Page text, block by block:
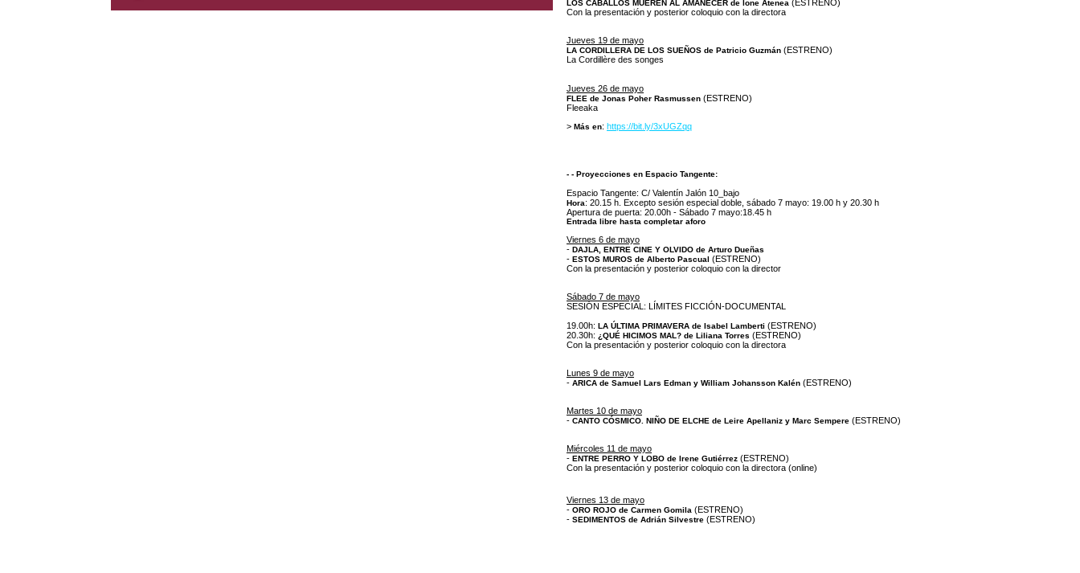
LOS CABALLOS MUEREN AL AMANECER de lone Atenea (ESTRENO)
Con la presentación y posterior coloquio con la directora
Jueves 19 de mayo
LA CORDILLERA DE LOS SUEÑOS de Patricio Guzmán (ESTRENO)
La Cordillère des songes
Jueves 26 de mayo
FLEE de Jonas Poher Rasmussen (ESTRENO)
Fleeaka
> Más en: https://bit.ly/3xUGZqq
- - Proyecciones en Espacio Tangente:
Espacio Tangente: C/ Valentín Jalón 10_bajo
Hora: 20.15 h. Excepto sesión especial doble, sábado 7 mayo: 19.00 h y 20.30 h
Apertura de puerta: 20.00h - Sábado 7 mayo:18.45 h
Entrada libre hasta completar aforo
Viernes 6 de mayo
- DAJLA, ENTRE CINE Y OLVIDO de Arturo Dueñas
- ESTOS MUROS de Alberto Pascual (ESTRENO)
Con la presentación y posterior coloquio con la director
Sábado 7 de mayo
SESIÓN ESPECIAL: LÍMITES FICCIÓN-DOCUMENTAL
19.00h: LA ÚLTIMA PRIMAVERA de Isabel Lamberti (ESTRENO)
20.30h: ¿QUÉ HICIMOS MAL? de Liliana Torres (ESTRENO)
Con la presentación y posterior coloquio con la directora
Lunes 9 de mayo
- ARICA de Samuel Lars Edman y William Johansson Kalén (ESTRENO)
Martes 10 de mayo
- CANTO CÓSMICO. NIÑO DE ELCHE de Leire Apellaniz y Marc Sempere (ESTRENO)
Miércoles 11 de mayo
- ENTRE PERRO Y LOBO de Irene Gutiérrez (ESTRENO)
Con la presentación y posterior coloquio con la directora (online)
Viernes 13 de mayo
- ORO ROJO de Carmen Gomila (ESTRENO)
- SEDIMENTOS de Adrián Silvestre (ESTRENO)